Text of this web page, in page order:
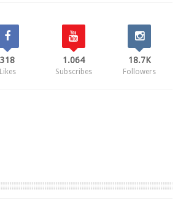
318
Likes
1.064
Subscribes
18.7K
Followers